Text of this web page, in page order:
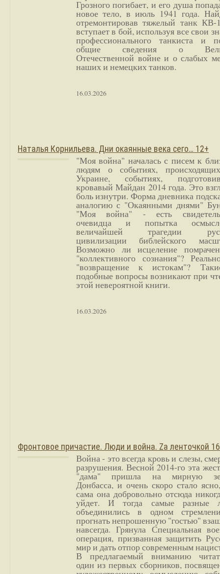
Грозного погибает, и его душа
новое тело, в июль 1941 года.
отремонтировав тяжелый танк
вступает в бой, используя все свои
профессионального танкиста и
общие сведения о
Отечественной войне и о слабых
наших и немецких танков.
16.03.2026
Наталья Корнильева. Дни окаянные века сего… 12+
"Моя война" началась с писем к
людям о событиях,
Украине, событиях,
кровавый Майдан 2014 года. Это
боль изнутри. Форма дневника
аналогию с "Окаянными днями"
"Моя война" - есть
очевидца и попытка
величайшей трагедии
цивилизации библейского
Возможно ли исцеление
"коллективного сознания"?
"возвращение к истокам"?
подобные вопросы возникают при
этой невероятной книги.
16.03.2026
Фронтовое причастие. Люди и война. Zа ленточкой
Война - это всегда кровь и слезы,
разрушения. Весной 2014-го эта
"дама" пришла на мирную
Донбасса, и очень скоро стало
сама она добровольно отсюда
уйдет. И тогда самые разные
объединились в одном
прогнать непрошенную "гостью"
навсегда. Грянула Специальная
операция, призванная защитить
мир и дать отпор современным
В предлагаемый вниманию
один из первых сборников,